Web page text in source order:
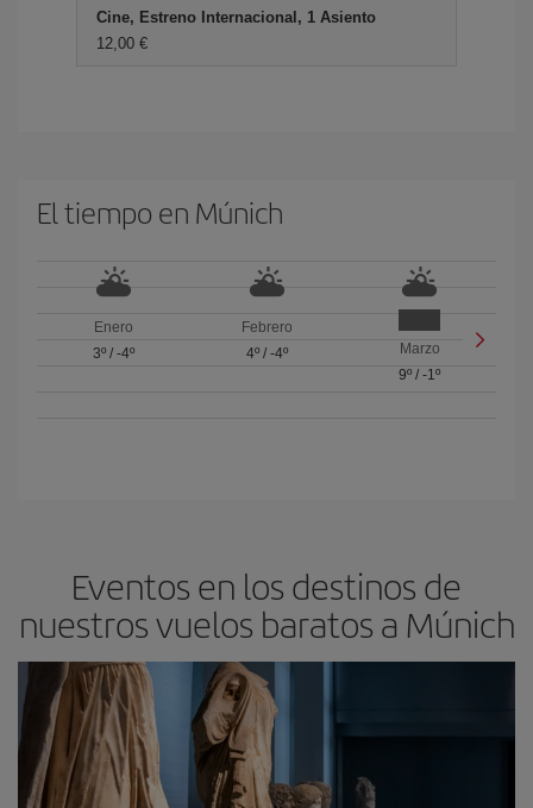
Cine, Estreno Internacional, 1 Asiento
12,00 €
El tiempo en Múnich
Enero
3º/ -4º
Febrero
4º/ -4º
Marzo
9º /-1º
Eventos en los destinos de
nuestros vuelos baratos a Múnich